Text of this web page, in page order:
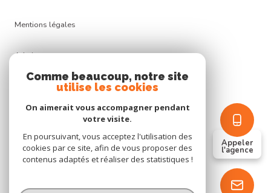
Appeler
l'agence
mentions légales
admin
nos honoraires
cookies
© 2026 | Tous droits réservés
Comme beaucoup, notre site
utilise les cookies
On aimerait vous accompagner pendant
votre visite.
En poursuivant, vous acceptez l'utilisation des
cookies par ce site, afin de vous proposer des
contenus adaptés et réaliser des statistiques !